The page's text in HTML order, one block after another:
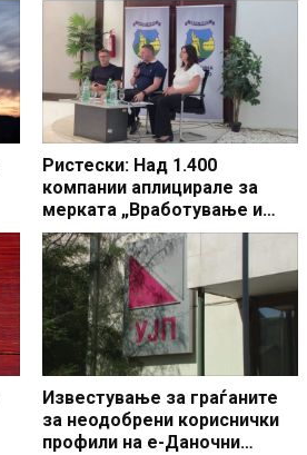
Ристески: Над 1.400
компании аплицирале за
мерката „Вработување и
раст“, во Делчево 44 фирми
бараат поддршка за 65 нови
вработувања
Известување за граѓаните
за неодобрени кориснички
профили на е-Даночни